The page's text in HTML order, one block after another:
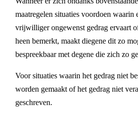
maatregelen situaties voordoen waarin
vrijwilliger ongewenst gedrag ervaart
heen bemerkt, maakt diegene dit zo
bespreekbaar met degene die zich zo
Voor situaties waarin het gedrag niet
worden gemaakt of het gedrag niet
geschreven.